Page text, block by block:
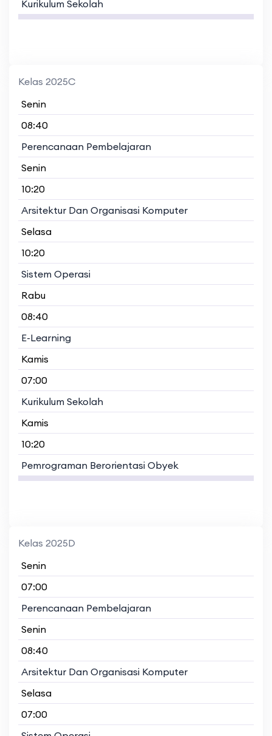
Kurikulum Sekolah
Kelas 2025C
Senin
08:40
Perencanaan Pembelajaran
Senin
10:20
Arsitektur Dan Organisasi Komputer
Selasa
10:20
Sistem Operasi
Rabu
08:40
E-Learning
Kamis
07:00
Kurikulum Sekolah
Kamis
10:20
Pemrograman Berorientasi Obyek
Kelas 2025D
Senin
07:00
Perencanaan Pembelajaran
Senin
08:40
Arsitektur Dan Organisasi Komputer
Selasa
07:00